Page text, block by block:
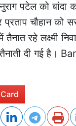
पटेल को बांदा
चौहान को
तैनात रहे लक्ष्मी
दी गई है।